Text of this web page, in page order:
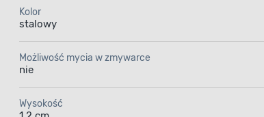
Kolor
stalowy
Możliwość mycia w zmywarce
nie
Wysokość